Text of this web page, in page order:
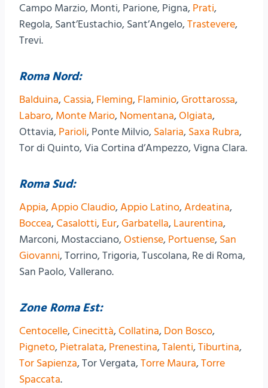
Campo Marzio, Monti, Parione, Pigna, Prati,
Regola, Sant’Eustachio, Sant’Angelo,Trastevere,
Trevi.
Roma Nord:
Balduina,Cassia, Fleming, Flaminio,Grottarossa,
Labaro, Monte Mario, Nomentana,Olgiata,
Ottavia, Parioli, Ponte Milvio, Salaria, Saxa Rubra,
Tor di Quinto, Via Cortina d’Ampezzo, Vigna Clara.
Roma Sud:
Appia,Appio Claudio,Appio Latino,Ardeatina,
Boccea,Casalotti, Eur,Garbatella, Laurentina,
Marconi, Mostacciano,Ostiense, Portuense, San
Giovanni, Torrino, Trigoria, Tuscolana, Re di Roma,
San Paolo, Vallerano.
Zone Roma Est:
Centocelle,Cinecittà,Collatina, Don Bosco,
Pigneto, Pietralata, Prenestina,Talenti,Tiburtina,
Tor Sapienza, Tor Vergata,Torre Maura,Torre
Spaccata.